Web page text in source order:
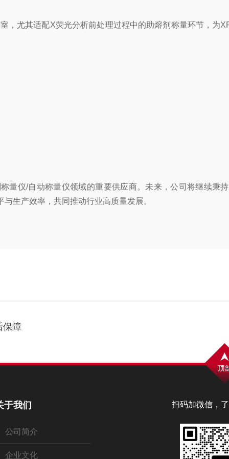
尤其适配X荧光分析前处理过程中的助熔剂称量环节，为
仪/自动称量仪领域的重要供应商。未来，公司将继续秉
生产效率，共同推动行业高质量发展。
保障
扫码加微信，
于我们
公司简介
企业文化